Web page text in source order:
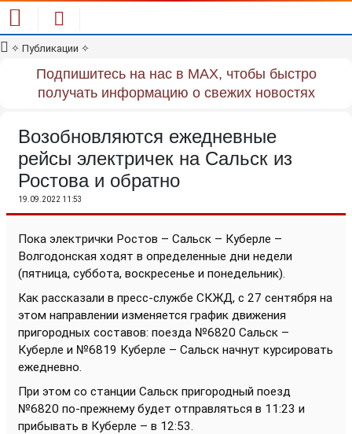
✧ Публикации ✧
Подпишитесь на нас в MAX, чтобы быстро
получать информацию о свежих новостях
Возобновляются ежедневные
рейсы электричек на Сальск из
Ростова и обратно
19.09.2022 11:53
Пока электрички Ростов – Сальск – Куберле –
Волгодонская ходят в определенные дни недели
(пятница, суббота, воскресенье и понедельник).
Как рассказали в пресс-службе СКЖД, с 27 сентября на
этом направлении изменяется график движения
пригородных составов: поезда №6820 Сальск –
Куберле и №6819 Куберле – Сальск начнут курсировать
ежедневно.
При этом со станции Сальск пригородный поезд
№6820 по-прежнему будет отправляться в 11:23 и
прибывать в Куберле – в 12:53.